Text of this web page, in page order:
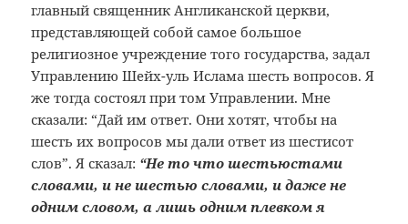
главный священник Англиканской церкви,
представляющей собой самое большое
религиозное учреждение того государства, задал
Управлению Шейх-уль Ислама шесть вопросов. Я
же тогда состоял при том Управлении. Мне
сказали: “Дай им ответ. Они хотят, чтобы на
шесть их вопросов мы дали ответ из шестисот
слов”. Я сказал: “Не то что шестьюстами
словами, и не шестью словами, и даже не
одним словом, а лишь одним плевком я